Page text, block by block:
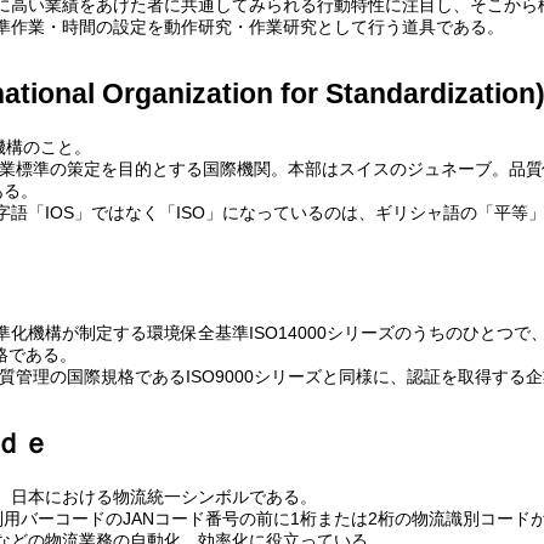
高い業績をあげた者に共通してみられる行動特性に注目し、そこか
作業・時間の設定を動作研究・作業研究として行う道具である。
Organization for Standardization)
のこと。
標準の策定を目的とする国際機関。本部はスイスのジュネーブ。品
。
語「IOS」ではなく「ISO」になっているのは、ギリシャ語の「平等
化機構が制定する環境保全基準ISO14000シリーズのうちのひとつ
ある。
管理の国際規格であるISO9000シリーズと同様に、認証を取得する
ｅ
本における物流統一シンボルである。
バーコードのJANコード番号の前に1桁または2桁の物流識別コー